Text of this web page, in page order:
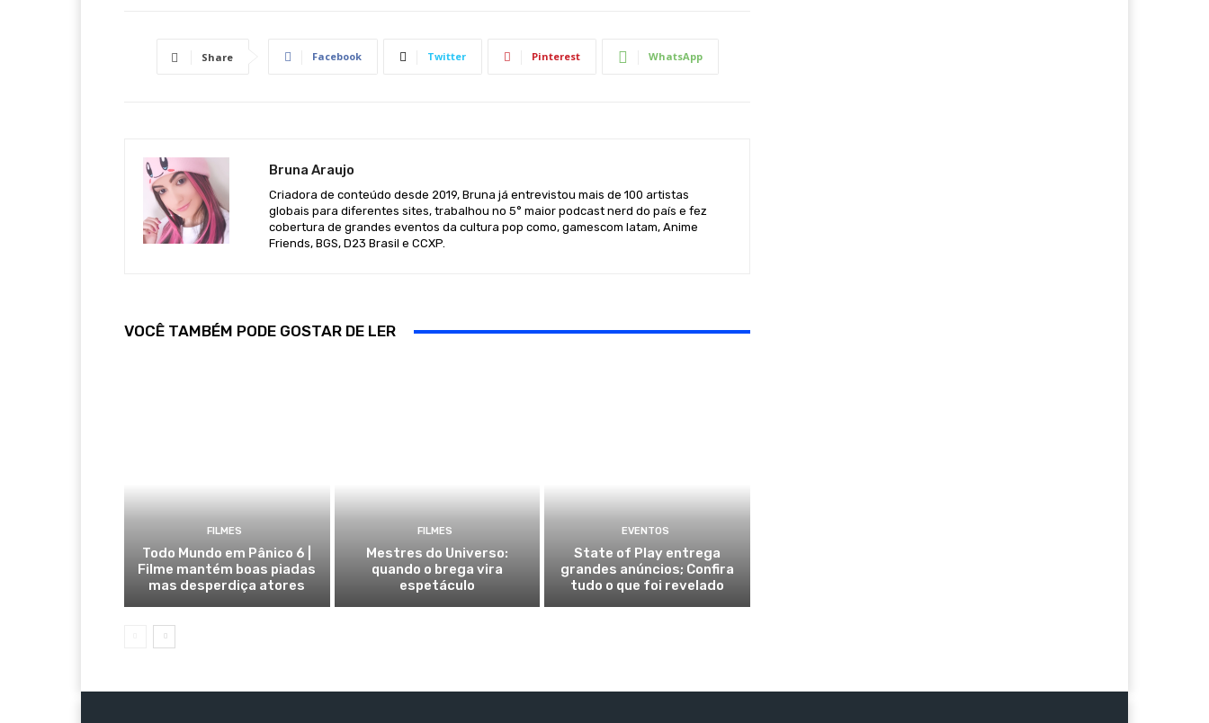
Share Facebook Twitter Pinterest WhatsApp
Bruna Araujo
Criadora de conteúdo desde 2019, Bruna já entrevistou mais de 100 artistas
globais para diferentes sites, trabalhou no 5° maior podcast nerd do país e fez
cobertura de grandes eventos da cultura pop como, gamescom latam, Anime
Friends, BGS, D23 Brasil e CCXP.
VOCÊ TAMBÉM PODE GOSTAR DE LER
FILMES
Todo Mundo em Pânico 6 |
Filme mantém boas piadas
mas desperdiça atores
FILMES
Mestres do Universo:
quando o brega vira
espetáculo
EVENTOS
State of Play entrega
grandes anúncios; Confira
tudo o que foi revelado